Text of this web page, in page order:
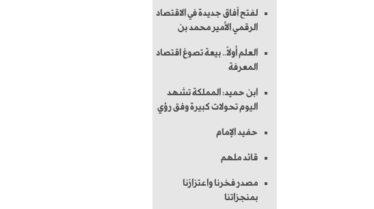
لفتح آفاق جديدة في الاقتصاد
الرقمي الأمير محمد بن
العلم أولاً.. بيعة تصوغ اقتصاد
المعرفة
ابن حميد: المملكة تشهد
اليوم تحولات كبيرة وفق رؤي
حفيد الإمام
قائد ملهم
مصدر فخرنا واعتزازنا
بمنجزاتنا